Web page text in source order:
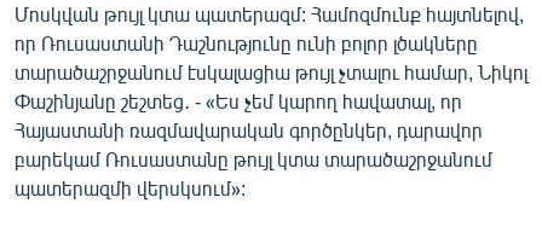
Մոսկվան թույլ կտա պատերազմ: Համոզմունք հայտնելով,
որ Ռուսաստանի Դաշնությունը ունի բոլոր լծակները
տարածաշրջանում էսկալացիա թույլ չտալու համար, Նիկոլ
Փաշինյանը շեշտեց․ - «Ես չեմ կարող հավատալ, որ
Հայաստանի ռազմավարական գործընկեր, դարավոր
բարեկամ Ռուսաստանը թույլ կտա տարածաշրջանում
պատերազմի վերսկսում»: